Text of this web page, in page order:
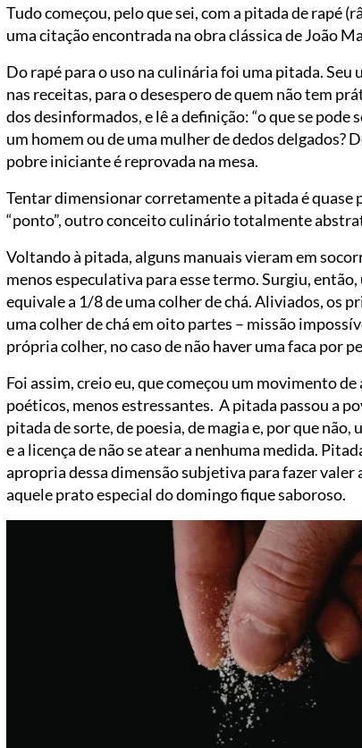
Tudo começou, pelo que sei, com a pitada de rapé
uma citação encontrada na obra clássica de João
Do rapé para o uso na culinária foi uma pitada. Seu
nas receitas, para o desespero de quem não tem
dos desinformados, e lê a definição: “o que se
um homem ou de uma mulher de dedos delgados?
pobre iniciante é reprovada na mesa.
Tentar dimensionar corretamente a pitada é
“ponto”, outro conceito culinário totalmente
Voltando à pitada, alguns manuais vieram em
menos especulativa para esse termo. Surgiu,
equivale a 1/8 de uma colher de chá. Aliviados, os
uma colher de chá em oito partes – missão
própria colher, no caso de não haver uma faca por
Foi assim, creio eu, que começou um movimento
poéticos, menos estressantes. A pitada passou a
pitada de sorte, de poesia, de magia e, por que
e a licença de não se atear a nenhuma medida.
apropria dessa dimensão subjetiva para fazer valer
aquele prato especial do domingo fique saboroso.